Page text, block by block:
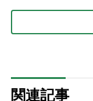
関連記事